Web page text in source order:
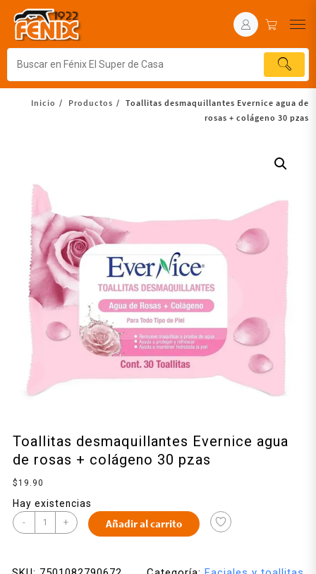
Inicio Productos
Toallitas desmaquillantes Evernice agua de
rosas + colágeno 30 pzas
Toallitas desmaquillantes Evernice agua
de rosas + colágeno 30 pzas
$ 19.90
Hay existencias
- + Añadir al carrito